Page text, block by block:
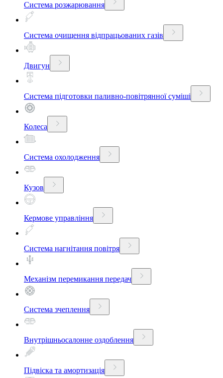
Система розжарювання
Система очищення відпрацьованих газів
Двигун
Система підготовки паливно-повітрянної суміші
Колеса
Система охолодження
Кузов
Кермове управління
Система нагнітання повітря
Механізм перемикання передач
Система зчеплення
Внутрішньосалонне оздоблення
Підвіска та амортизація